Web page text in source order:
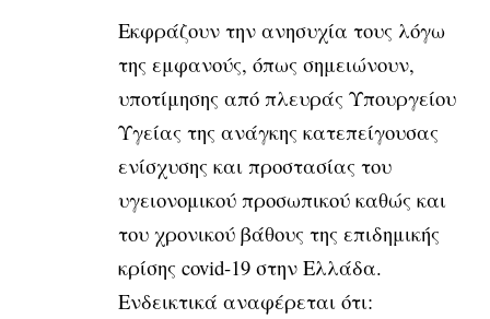
Εκφράζουν την ανησυχία τους λόγω
της εμφανούς, όπως σημειώνουν,
υποτίμησης από πλευράς Υπουργείου
Υγείας της ανάγκης κατεπείγουσας
ενίσχυσης και προστασίας του
υγειονομικού προσωπικού καθώς και
του χρονικού βάθους της επιδημικής
κρίσης covid-19 στην Ελλάδα.
Ενδεικτικά αναφέρεται ότι: